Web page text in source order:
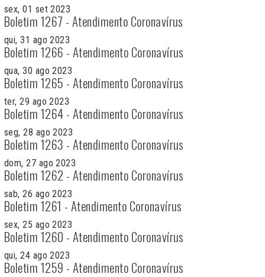
sex, 01 set 2023
Boletim 1267 - Atendimento Coronavírus
qui, 31 ago 2023
Boletim 1266 - Atendimento Coronavírus
qua, 30 ago 2023
Boletim 1265 - Atendimento Coronavírus
ter, 29 ago 2023
Boletim 1264 - Atendimento Coronavírus
seg, 28 ago 2023
Boletim 1263 - Atendimento Coronavírus
dom, 27 ago 2023
Boletim 1262 - Atendimento Coronavírus
sab, 26 ago 2023
Boletim 1261 - Atendimento Coronavírus
sex, 25 ago 2023
Boletim 1260 - Atendimento Coronavírus
qui, 24 ago 2023
Boletim 1259 - Atendimento Coronavírus